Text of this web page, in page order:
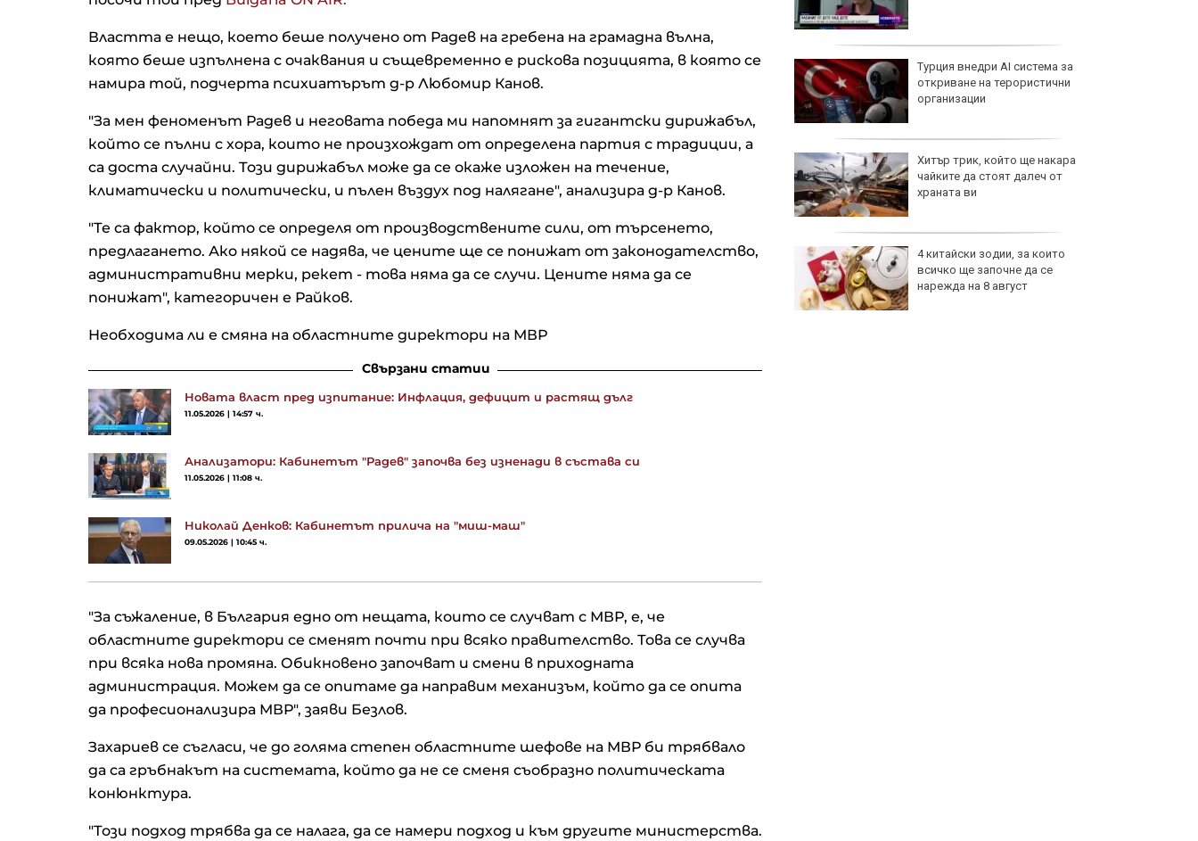
Властта е нещо, което беше получено от Радев на гребена на грамадна вълна,
която беше изпълнена с очаквания и същевременно е рискова позицията, в която се
намира той, подчерта психиатърът д-р Любомир Канов.
"За мен феноменът Радев и неговата победа ми напомнят за гигантски дирижабъл,
който се пълни с хора, които не произхождат от определена партия с традиции, а
са доста случайни. Този дирижабъл може да се окаже изложен на течение,
климатически и политически, и пълен въздух под налягане", анализира д-р Канов.
"Те са фактор, който се определя от производствените сили, от търсенето,
предлагането. Ако някой се надява, че цените ще се понижат от законодателство,
административни мерки, рекет - това няма да се случи. Цените няма да се
понижат", категоричен е Райков.
Необходима ли е смяна на областните директори на МВР
Свързани статии
Новата власт пред изпитание: Инфлация, дефицит и растящ дълг
11.05.2026 | 14:57 ч.
Анализатори: Кабинетът "Радев" започва без изненади в състава си
11.05.2026 | 11:08 ч.
Николай Денков: Кабинетът прилича на "миш-маш"
09.05.2026 | 10:45 ч.
"За съжаление, в България едно от нещата, които се случват с МВР, е, че
областните директори се сменят почти при всяко правителство. Това се случва
при всяка нова промяна. Обикновено започват и смени в приходната
администрация. Можем да се опитаме да направим механизъм, който да се опита
да професионализира МВР", заяви Безлов.
Захариев се съгласи, че до голяма степен областните шефове на МВР би трябвало
да са гръбнакът на системата, който да не се сменя съобразно политическата
конюнктура.
"Този подход трябва да се налага, да се намери подход и към другите министерства.
Проучване: Дълговата тежест за
лесно да прехвърли войната
срещу Иран на следващия
Русия иззе 10 млрд. долара от
бизнеса, а Путин разчита ФСБ да
държи елита под контрол
Турция внедри AI система за
откриване на терористични
организации
Хитър трик, който ще накара
чайките да стоят далеч от
храната ви
4 китайски зодии, за които
всичко ще започне да се
нарежда на 8 август